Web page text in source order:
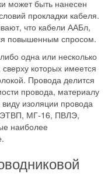
может быть нанесен
прокладки кабеля.
что кабели ААБл,
повышенным спросом.
одна или несколько
которых имеется
Провода делится
провода, материалу
виду изоляции провода
МГ-16, ПВЛЭ,
наиболее